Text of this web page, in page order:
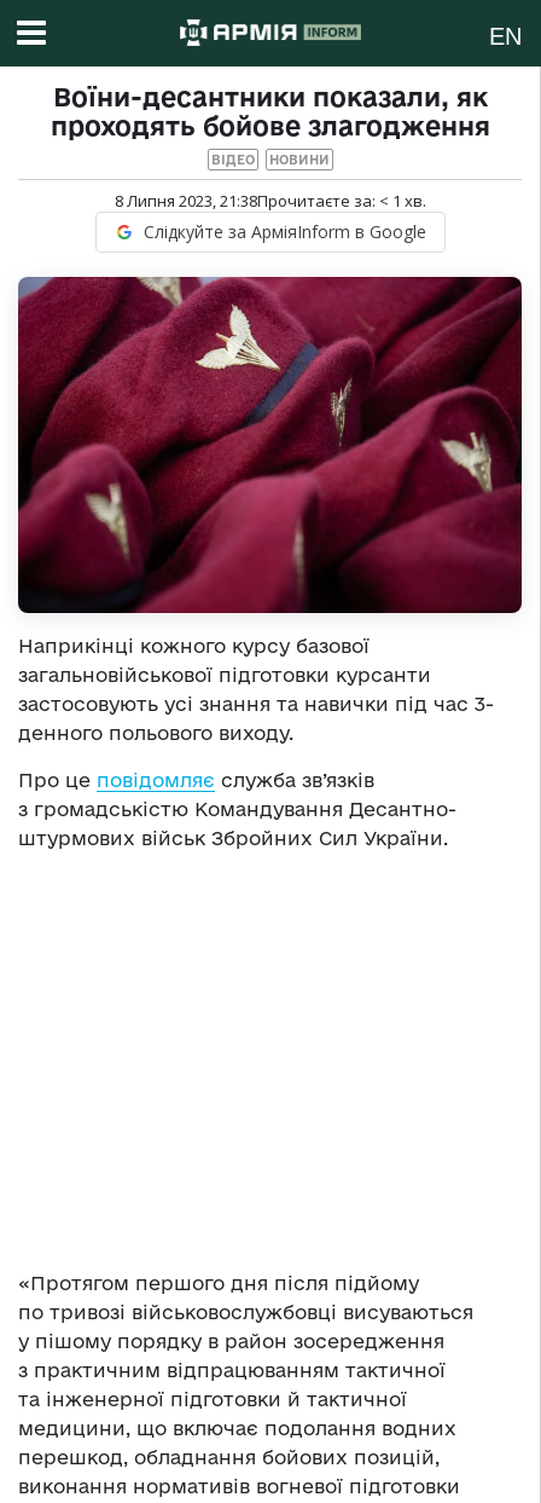
EN
Воїни-десантники показали, як
проходять бойове злагодження
ВІДЕО НОВИНИ
8 Липня 2023, 21:38Прочитаєте за: < 1 хв.
Слідкуйте за АрміяInform в Google
Наприкінці кожного курсу базової
загальновійськової підготовки курсанти
застосовують усі знання та навички під час 3-
денного польового виходу.
Про це повідомляє служба зв’язків
з громадськістю Командування Десантно-
штурмових військ Збройних Сил України.
«Протягом першого дня після підйому
по тривозі військовослужбовці висуваються
у пішому порядку в район зосередження
з практичним відпрацюванням тактичної
та інженерної підготовки й тактичної
медицини, що включає подолання водних
перешкод, обладнання бойових позицій,
виконання нормативів вогневої підготовки